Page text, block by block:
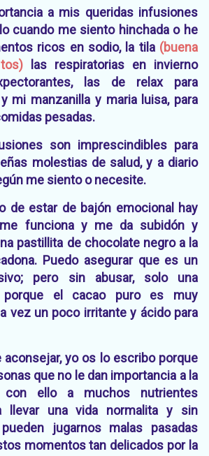
a mis queridas infusiones
cuando me siento hinchada o he
ricos en sodio, la tila (buena
las respiratorias en invierno
las de relax para
mi manzanilla y maria luisa, para
pesadas.
son imprescindibles para
molestias de salud, y a diario
me siento o necesite.
de estar de bajón emocional hay
funciona y me da subidón y
pastillita de chocolate negro a la
Puedo asegurar que es un
pero sin abusar, solo una
porque el cacao puro es muy
vez un poco irritante y ácido para
yo os lo escribo porque
que no le dan importancia a la
con ello a muchos nutrientes
llevar una vida normalita y sin
jugarnos malas pasadas
momentos tan delicados por la